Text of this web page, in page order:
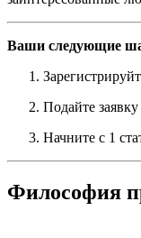
Ваши следующие
Подайте
Начните с 1
Философия